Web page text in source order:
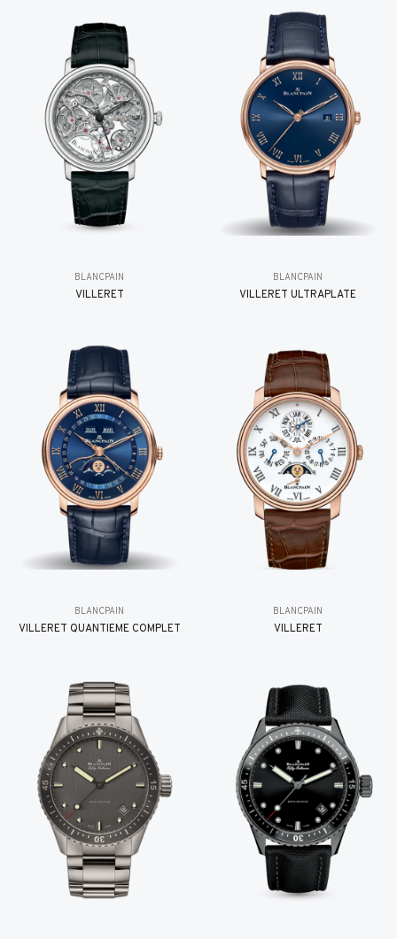
BLANCPAIN
VILLERET
BLANCPAIN
VILLERET ULTRAPLATE
BLANCPAIN
VILLERET QUANTIÈME COMPLET
BLANCPAIN
VILLERET